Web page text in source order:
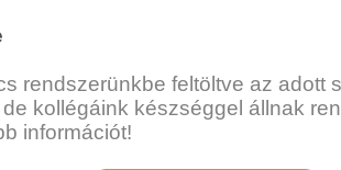
rendszerünkbe feltöltve az adott
kollégáink készséggel állnak
információt!